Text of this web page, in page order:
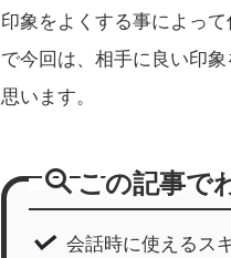
印象をよくする事によっ
で今回は、相手に良い印
思います。
この記事で
会話時に使えるス